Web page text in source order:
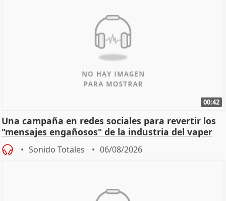
00:42
Una campaña en redes sociales para revertir los
"mensajes engañosos" de la industria del vaper
Sonido Totales 06/08/2026